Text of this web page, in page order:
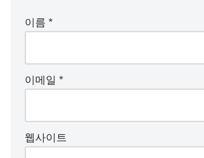
이름 *
이메일 *
웹사이트